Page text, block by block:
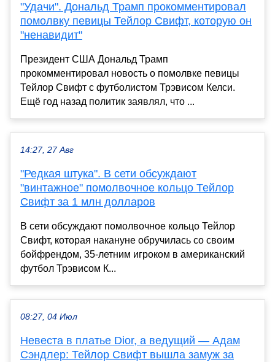
"Удачи". Дональд Трамп прокомментировал
помолвку певицы Тейлор Свифт, которую он
"ненавидит"
Президент США Дональд Трамп
прокомментировал новость о помолвке певицы
Тейлор Свифт с футболистом Трэвисом Келси.
Ещё год назад политик заявлял, что ...
14:27, 27 Авг
"Редкая штука". В сети обсуждают
"винтажное" помолвочное кольцо Тейлор
Свифт за 1 млн долларов
В сети обсуждают помолвочное кольцо Тейлор
Свифт, которая накануне обручилась со своим
бойфрендом, 35-летним игроком в американский
футбол Трэвисом К...
08:27, 04 Июл
Невеста в платье Dior, а ведущий — Адам
Сэндлер: Тейлор Свифт вышла замуж за